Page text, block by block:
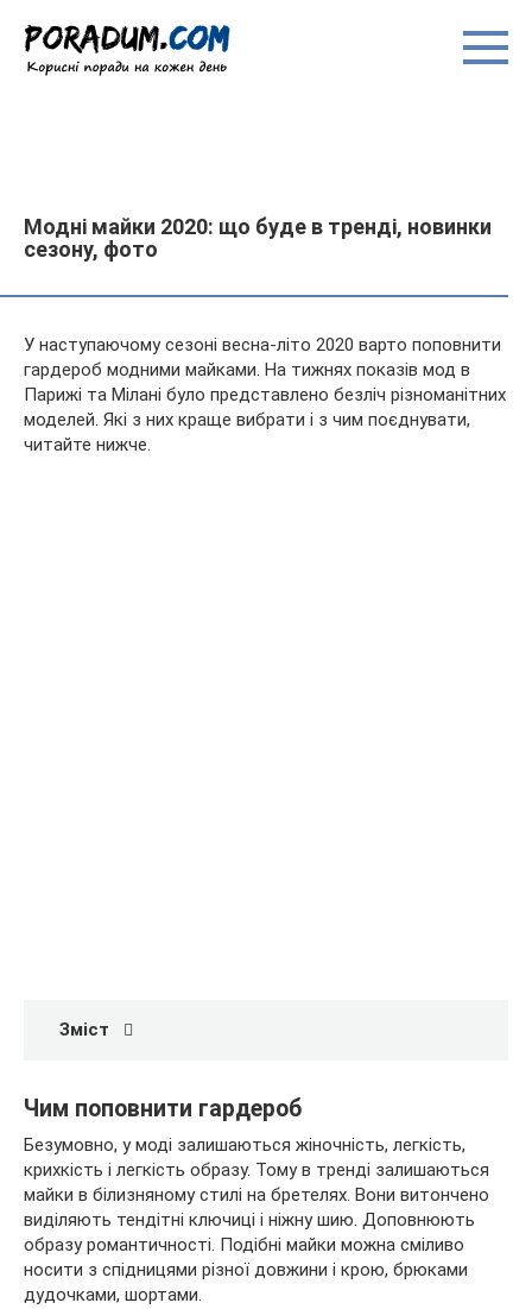
вмісту
Модні майки 2020: що буде в тренді, новинки
сезону, фото
У наступаючому сезоні весна-літо 2020 варто поповнити
гардероб модними майками. На тижнях показів мод в
Парижі та Мілані було представлено безліч різноманітних
моделей. Які з них краще вибрати і з чим поєднувати,
читайте нижче.
Зміст
Чим поповнити гардероб
Безумовно, у моді залишаються жіночність, легкість,
крихкість і легкість образу. Тому в тренді залишаються
майки в білизняному стилі на бретелях. Вони витончено
виділяють тендітні ключиці і ніжну шию. Доповнюють
образу романтичності. Подібні майки можна сміливо
носити з спідницями різної довжини і крою, брюками
дудочками, шортами.